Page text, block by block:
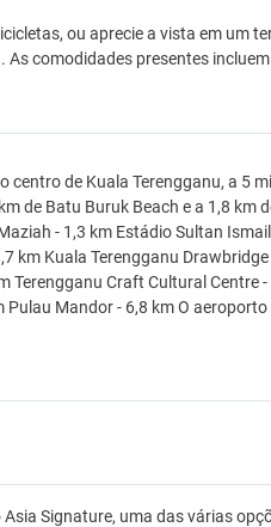
ou aprecie a vista em um
As comodidades presentes
centro de Kuala Terengganu, a 5
de Batu Buruk Beach e a 1,8
- 1,3 km Estádio Sultan
km Kuala Terengganu
Terengganu Craft Cultural Centre
Pulau Mandor - 6,8 km O
Signature, uma das várias